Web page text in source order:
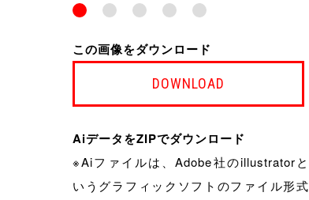
この画像をダウンロード
DOWNLOAD
AiデータをZIPでダウンロード
※Aiファイルは、Adobe社のillustratorと
いうグラフィックソフトのファイル形式